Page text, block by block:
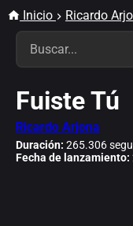
Inicio Ricardo
Fuiste Tú
Ricardo Arjona
Duración: 265.306
Fecha de lanzamiento: